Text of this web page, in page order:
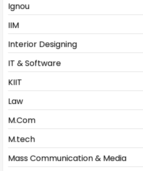
Ignou
IIM
Interior Designing
IT & Software
KIIT
Law
M.Com
M.tech
Mass Communication & Media